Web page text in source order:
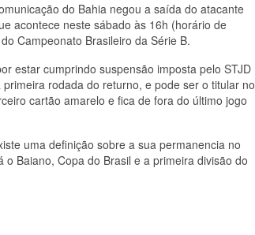
do Bahia negou a saída do atacante
acontece neste sábado às 16h (horário de
Campeonato Brasileiro da Série B.
estar cumprindo suspensão imposta pelo STJD
rodada do returno, e pode ser o titular no
cartão amarelo e fica de fora do último jogo
uma definição sobre a sua permanencia no
Baiano, Copa do Brasil e a primeira divisão do